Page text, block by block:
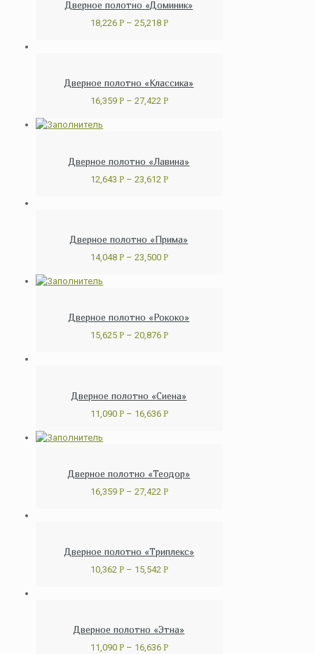
Дверное полотно «Доминик»
18,226 Р– 25,218 Р
Дверное полотно «Классика»
16,359 Р– 27,422 Р
Дверное полотно «Лавина»
12,643 Р– 23,612 Р
Дверное полотно «Прима»
14,048 Р– 23,500 Р
Дверное полотно «Рококо»
15,625 Р– 20,876 Р
Дверное полотно «Сиена»
11,090 Р– 16,636 Р
Дверное полотно «Теодор»
16,359 Р– 27,422 Р
Дверное полотно «Триплекс»
10,362 Р– 15,542 Р
Дверное полотно «Этна»
11,090 Р– 16,636 Р